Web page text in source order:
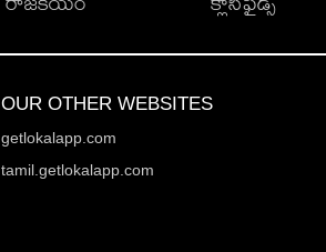
OUR OTHER WEBSITES
getlokalapp.com
tamil.getlokalapp.com